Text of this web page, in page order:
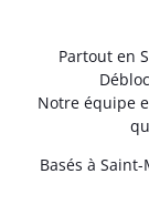
Partout en
Notre équipe
Basés à